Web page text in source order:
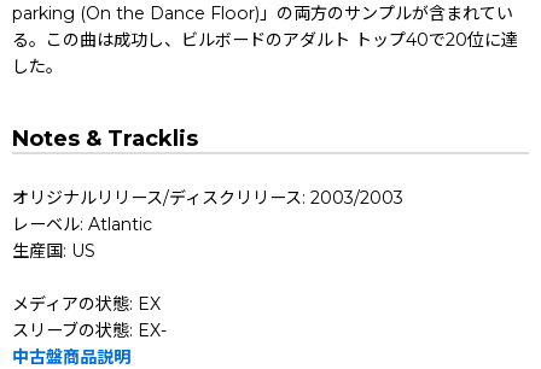
parking (On the Dance Floor)」の両方のサンプルが含まれてい
る。この曲は成功し、ビルボードのアダルト トップ40で20位に達
した。
Notes & Tracklis
オリジナルリリース/ディスクリリース: 2003/2003
レーベル: Atlantic
生産国: US
メディアの状態: EX
スリーブの状態: EX-
中古盤商品説明